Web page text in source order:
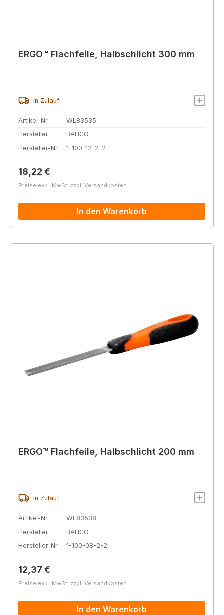
ERGO™ Flachfeile, Halbschlicht 300 mm
In Zulauf
Artikel-Nr.
WL83535
Hersteller
BAHCO
Hersteller-Nr.
1-100-12-2-2
Regulärer Preis:
18,22 €
Preise exkl. MwSt. zzgl. Versandkosten
In den Warenkorb
ERGO™ Flachfeile, Halbschlicht 200 mm
In Zulauf
Artikel-Nr.
WL83538
Hersteller
BAHCO
Hersteller-Nr.
1-100-08-2-2
Regulärer Preis:
12,37 €
Preise exkl. MwSt. zzgl. Versandkosten
In den Warenkorb